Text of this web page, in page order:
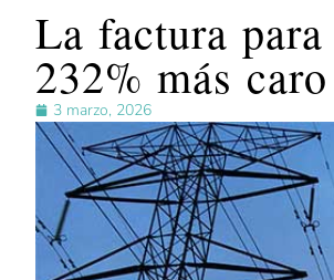
La factura
232% más
3 marzo, 2026